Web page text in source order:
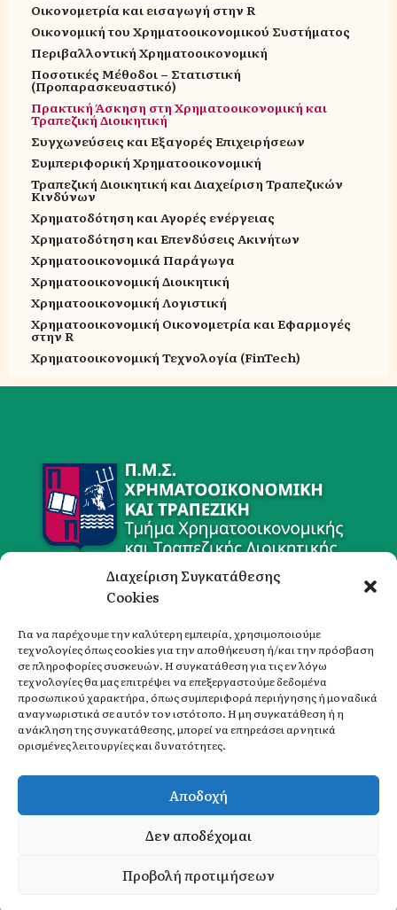
Διαχείριση Συγκατάθεσης
Cookies
Για να παρέχουμε την καλύτερη εμπειρία, χρησιμοποιούμε
τεχνολογίες όπως cookies για την αποθήκευση ή/και την πρόσβαση
σε πληροφορίες συσκευών. Η συγκατάθεση για τις εν λόγω
τεχνολογίες θα μας επιτρέψει να επεξεργαστούμε δεδομένα
προσωπικού χαρακτήρα, όπως συμπεριφορά περιήγησης ή μοναδικά
αναγνωριστικά σε αυτόν τον ιστότοπο. Η μη συγκατάθεση ή η
ανάκληση της συγκατάθεσης, μπορεί να επηρεάσει αρνητικά
ορισμένες λειτουργίες και δυνατότητες.
Αποδοχή
Δεν αποδέχομαι
Προβολή προτιμήσεων
Οικονομετρία και εισαγωγή στην R
Οικονομική του Χρηματοοικονομικού Συστήματος
Περιβαλλοντική Χρηματοοικονομική
Ποσοτικές Μέθοδοι – Στατιστική
(Προπαρασκευαστικό)
Πρακτική Άσκηση στη Χρηματοοικονομική και
Τραπεζική Διοικητική
Συγχωνεύσεις και Εξαγορές Επιχειρήσεων
Συμπεριφορική Χρηματοοικονομική
Τραπεζική Διοικητική και Διαχείριση Τραπεζικών
Κινδύνων
Χρηματοδότηση και Αγορές ενέργειας
Χρηματοδότηση και Επενδύσεις Ακινήτων
Χρηματοοικονομικά Παράγωγα
Χρηματοοικονομική Διοικητική
Χρηματοοικονομική Λογιστική
Χρηματοοικονομική Οικονομετρία και Εφαρμογές
στην R
Χρηματοοικονομική Τεχνολογία (FinTech)
Ταχυδρομική Διεύθυνση
Πανεπιστήμιο Πειραιώς,
Τμήμα Χρηματοοικονομικής & Τραπεζικής Διοικητικής
Καραολή και Δημητρίου 80,
18534, Πειραιάς
Χρήσιμοι Σύνδεσμοι
Ιστοσελίδα Τμήματος Χρηματοοικονομικής και
Υπηρεσία Πληροφόρησης Φοιτητών
eclass Πανεπιστημίου Πειραιώς